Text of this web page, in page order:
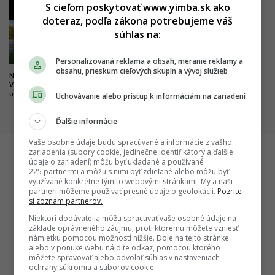
Nová pýcha mesta kultúry.
Výnimočný park čoskoro doplní
unikátny most
4
Dobré správy z najväčších
projektov napreduje, hlásia
Startitup
S cieľom poskytovať www.yimba.sk ako
doteraz, podľa zákona potrebujeme váš
súhlas na:
Personalizovaná reklama a obsah, meranie reklamy a
obsahu, prieskum cieľových skupín a vývoj služieb
Uchovávanie alebo prístup k informáciám na zariadení
Ďalšie informácie
Vaše osobné údaje budú spracúvané a informácie z vášho
zariadenia (súbory cookie, jedinečné identifikátory a ďalšie
údaje o zariadení) môžu byť ukladané a používané
225 partnermi a môžu s nimi byť zdieľané alebo môžu byť
využívané konkrétne týmito webovými stránkami. My a naši
partneri môžeme používať presné údaje o geolokácii. Pozrite
si zoznam partnerov.
Niektorí dodávatelia môžu spracúvať vaše osobné údaje na
základe oprávneného záujmu, proti ktorému môžete vzniesť
námietku pomocou možností nižšie. Dole na tejto stránke
alebo v ponuke webu nájdite odkaz, pomocou ktorého
môžete spravovať alebo odvolať súhlas v nastaveniach
ochrany súkromia a súborov cookie.